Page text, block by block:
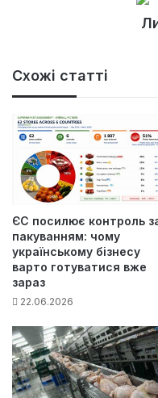
Схожі статті
ЄС посилює контроль
пакуванням: чому
українському бізнесу
варто готуватися вже
зараз
22.06.2026